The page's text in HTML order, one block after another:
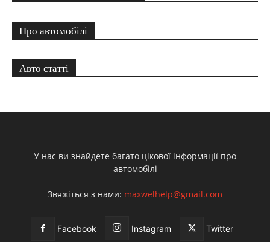
Про автомобілі
Авто статті
У нас ви знайдете багато цікової інформації про
автомобілі
Звяжіться з нами: maxwelhelp@gmail.com
Facebook Instagram Twitter